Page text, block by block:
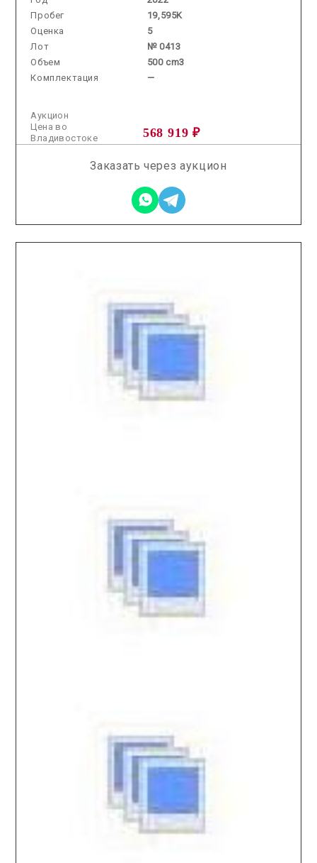
Пробег
19,595K
Оценка
5
Лот
№ 0413
Объем
500 cm3
Комплектация
—
Аукцион
568 919 ₽
Цена во
Владивостоке
Заказать через аукцион